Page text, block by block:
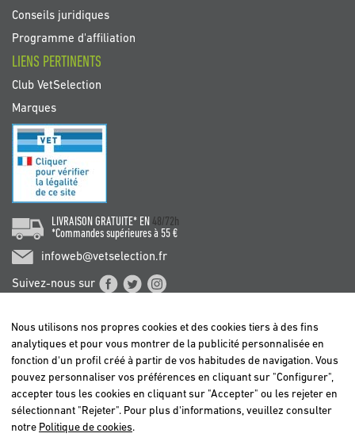
Conseils juridiques
Programme d'affiliation
LIENS PERTINENTS
Club VetSelection
Marques
LIVRAISON GRATUITE* EN 48/72h
*Commandes supérieures à 55 €
infoweb@vetselection.fr
Suivez-nous sur
BELGIË / BELGIQUE
DEUTSCHLAND
Nous utilisons nos propres cookies et des cookies tiers à des fins
analytiques et pour vous montrer de la publicité personnalisée en
fonction d'un profil créé à partir de vos habitudes de navigation. Vous
pouvez personnaliser vos préférences en cliquant sur "Configurer",
accepter tous les cookies en cliquant sur "Accepter" ou les rejeter en
sélectionnant "Rejeter". Pour plus d'informations, veuillez consulter
notre Politique de cookies.